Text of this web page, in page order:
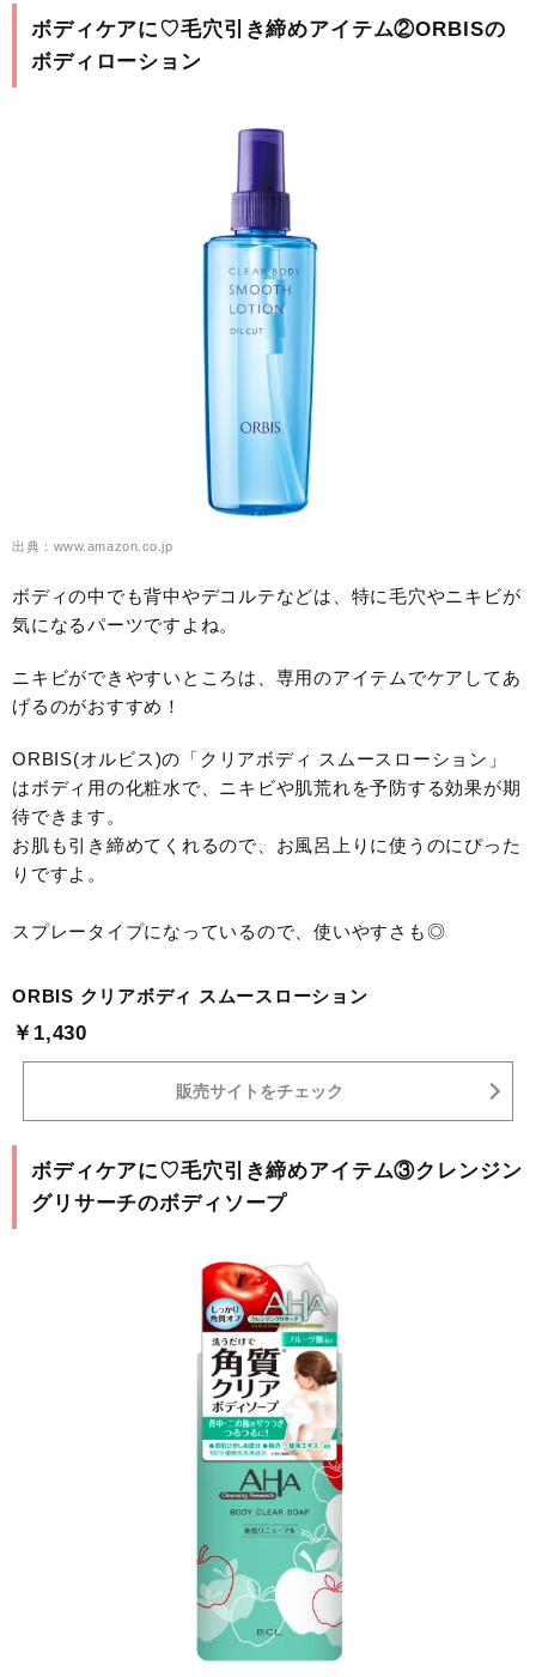
ボディケアに♡毛穴引き締めアイテム②ORBISの
ボディローション
出典：www.amazon.co.jp
ボディの中でも背中やデコルテなどは、特に毛穴やニキビが
気になるパーツですよね。
ニキビができやすいところは、専用のアイテムでケアしてあ
げるのがおすすめ！
ORBIS(オルビス)の「クリアボディ スムースローション」
はボディ用の化粧水で、ニキビや肌荒れを予防する効果が期
待できます。
お肌も引き締めてくれるので、お風呂上りに使うのにぴった
りですよ。
スプレータイプになっているので、使いやすさも◎
ORBIS クリアボディ スムースローション
￥1,430
販売サイトをチェック
ボディケアに♡毛穴引き締めアイテム③クレンジン
グリサーチのボディソープ